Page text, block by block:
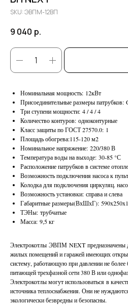
SKU:ЭВПМ-12ВП
9 040 р.
Номинальная мощность: 12кВт
Присоединительные размеры патрубков:
Три ступени мощности: 4 / 4 / 4
Количество контуров: одноконтурные
Класс защиты по ГОСТ 27570.0: 1
Площадь обогрева:115-120 м2
Номинальное напряжение: 220/380 В
Температура воды на выходе: 30-85 °С
Расположение патрубков в системе
Возможность подключения насоса к
Колодка для подключения циркуляц.
Возможность установки: справа и слева
Габаритные размеры(ВхШхГ):
ТЭНы: трубчатые
Масса: 9,5 кг
Электрокотлы ЭВПМ NEXT предназначены
жилых помещений и гаражей имеющих
систему, работающую при давлении не
питающей трехфазной сети 380 В или
Электрокотлы могут использоваться в
источника теплоснабжения. Они не
экологически безвредны и безопасны.